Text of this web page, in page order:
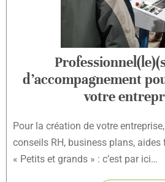
d’accompagnement
votre
Pour la création de votre
conseils RH, business plans, aides
« Petits et grands » : c’est par ici…